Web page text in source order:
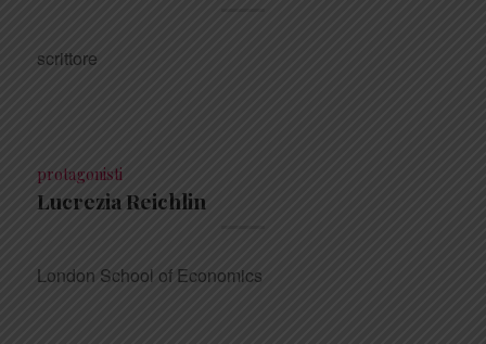
scrittore
protagonisti
Lucrezia Reichlin
London School of Economics